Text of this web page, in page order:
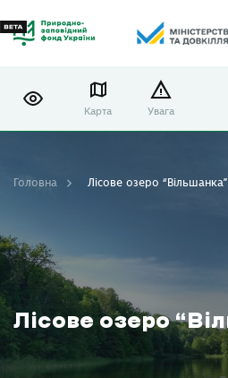
Карта Увага
Лісове озеро
Головна Лісове озеро “Вільшанка”